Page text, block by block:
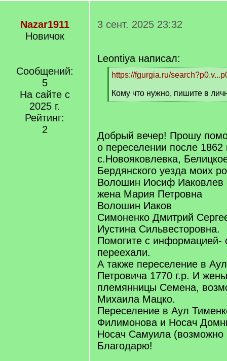
Nazar1911
Новичок
Сообщений:
5
На сайте с
2025 г.
Рейтинг:
2
3 сент. 2025 23:32
Leontiya написал:
[
]
https://fgurgia.ru/
Кому что нужно, пишите в
[
]
Добрый вечер! Прошу
о переселении после 1862
с.Новояковлевка,
Бердянского уезда моих
Волошин Иосиф Иаковлев
жена Мария Петровна
Волошин Иаков
Симоненко Дмитрий
Иустина Сильвесторовна.
Помогите с информацией-
переехали.
А также переселение в
Петровича 1770 г.р. И
племянницы Семена,
Михаила Мацко.
Переселение в Аул
Филимонова и Носач
Носач Самуила
Благодарю!